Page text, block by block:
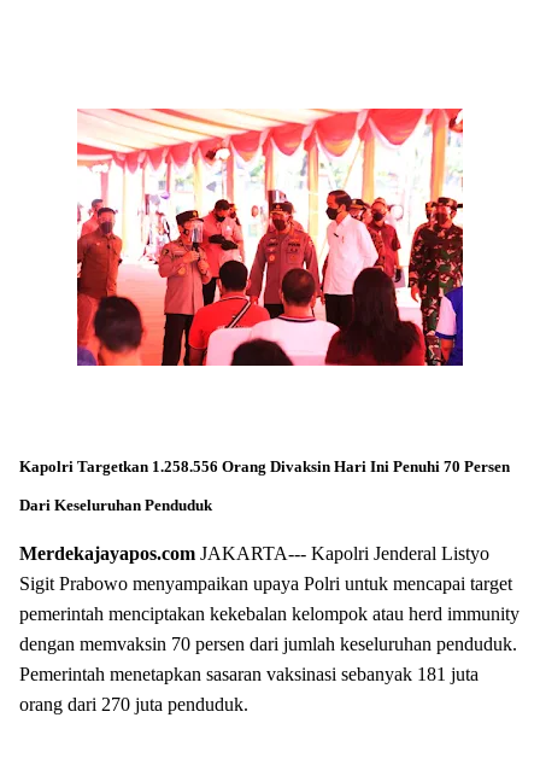
Kapolri Targetkan 1.258.556 Orang Divaksin Hari Ini Penuhi 70 Persen
Dari Keseluruhan Penduduk
Merdekajayapos.com JAKARTA--- Kapolri Jenderal Listyo
Sigit Prabowo menyampaikan upaya Polri untuk mencapai target
pemerintah menciptakan kekebalan kelompok atau herd immunity
dengan memvaksin 70 persen dari jumlah keseluruhan penduduk.
Pemerintah menetapkan sasaran vaksinasi sebanyak 181 juta
orang dari 270 juta penduduk.